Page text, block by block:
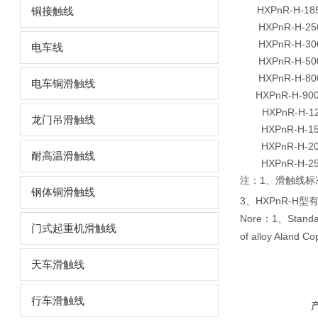
铜接触线
电车线
电车铜滑触线
龙门吊滑触线
耐高温滑触线
钢体铜滑触线
门式起重机滑触线
天车滑触线
行车滑触线
HXPnR-H-
HXPnR-H-
HXPnR-H-
HXPnR-H-
HXPnR-H-
HXPnR-H-
HXPnR-H-
HXPnR-H-
HXPnR-H-
HXPnR-H-
注： 1 、滑触线标
3 HXPnR-H型
Nore ： 1
of alloy Aland